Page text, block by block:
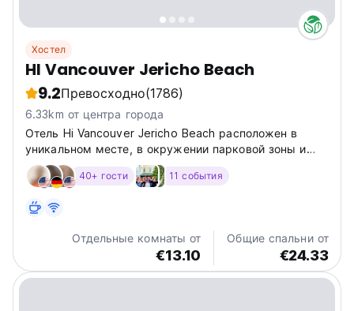
Хостел
HI Vancouver Jericho Beach
9.2Превосходно(1786)
6.33km от центра города
Отель Hi Vancouver Jericho Beach расположен в
уникальном месте, в окружении парковой зоны и
песчаных пляжей, с видом на центр Ванкувера, парк
Стэнли и горы Норт-Шор. Гости могут заняться
велосипеде и покататься на...
40+ гости 11 события
Отдельные комнаты от
€13.10
Общие спальни от
€24.33